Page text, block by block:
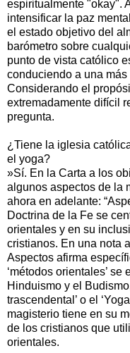
espiritualmente "okay".
intensificar la paz
el estado objetivo del
barómetro sobre
punto de vista católico
conduciendo a una
Considerando el
extremadamente difícil
pregunta.
¿Tiene la iglesia
el yoga?
»Sí. En la Carta a los
algunos aspectos de la
ahora en adelante:
Doctrina de la Fe se
orientales y en su
cristianos. En una nota
Aspectos afirma
‘métodos orientales’
Hinduismo y el
trascendental’ o el
magisterio tiene en su
de los cristianos que
orientales.